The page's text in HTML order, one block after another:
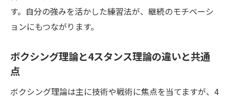
す。自分の強みを活かした練習法が、継続のモチベーシ
ョンにもつながります。
ボクシング理論と4スタンス理論の違いと共通
点
ボクシング理論は主に技術や戦術に焦点を当てますが、4